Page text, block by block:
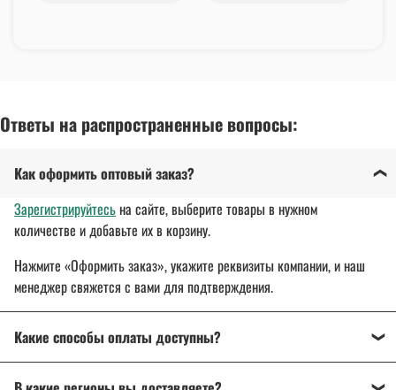
Ответы на распространенные вопросы:
Как оформить оптовый заказ?
Зарегистрируйтесьна сайте, выберите товары в нужном
количестве и добавьте их в корзину.
Нажмите «Оформить заказ», укажите реквизиты компании, и наш
менеджер свяжется с вами для подтверждения.
Какие способы оплаты доступны?